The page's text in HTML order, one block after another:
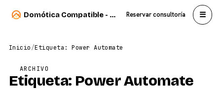
Domótica Compatible - Carlos Sahuquillo Reservar consultoría ☰
Inicio/Etiqueta: Power Automate
ARCHIVO
Etiqueta: Power Automate